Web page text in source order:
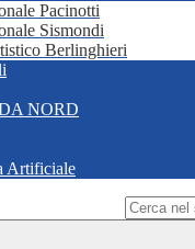
Pacinotti
Sismondi
Berlinghieri
NORD
Artificiale